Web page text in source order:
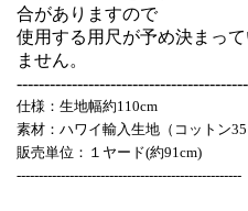
合がありますので
使用する用尺が予め決まっ
ません。
仕様：生地幅約110cm
素材：ハワイ輸入生地（コットン35
販売単位：１ヤード(約91cm)
---------------------------------------------------